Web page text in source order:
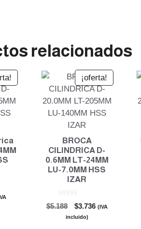
relacionados
¡oferta!
BROCA
CILINDRICA D-
0.6MM LT-24MM
LU-7.0MM HSS
IZAR
0
d
$5.188
El
precio
$3.736El(IVA
incluido)